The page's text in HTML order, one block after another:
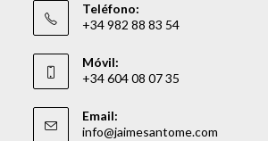
Teléfono:
+34 982 88 83 54
Móvil:
+34 604 08 07 35
Email:
info@jaimesantome.com